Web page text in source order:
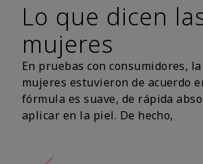
Lo que dicen
mujeres
En pruebas con consumidores,
mujeres estuvieron de acuerdo
fórmula es suave, de rápida
aplicar en la piel. De hecho,